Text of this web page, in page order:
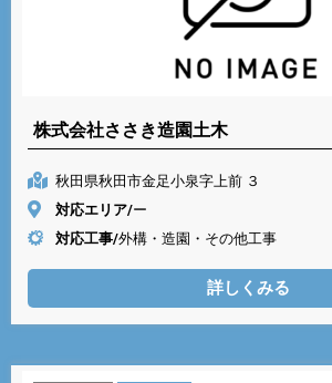
株式会社ささき造園土木
秋田県秋田市金足小泉字上前 ３
対応エリア/ー
対応工事/外構・造園・その他工事
詳しくみる